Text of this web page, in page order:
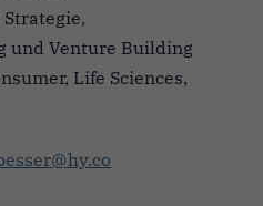
Strategie,
und Venture Building
Life Sciences,